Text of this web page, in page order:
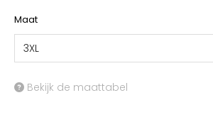
Maat
3XL
Bekijk de maattabel